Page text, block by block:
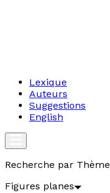
Lexique
Auteurs
Suggestions
English
Recherche par Thème
Figures planes